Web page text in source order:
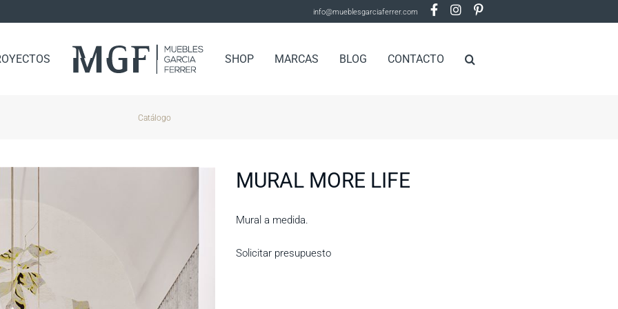
info@mueblesgarciaferrer.com
SHOP MARCAS BLOG CONTACTO
Catálogo
MURAL MORE LIFE
Mural a medida.
Solicitar presupuesto